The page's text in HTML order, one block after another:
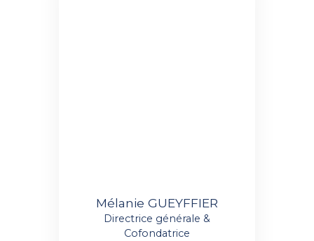
Mélanie GUEYFFIER
Directrice générale &
Cofondatrice